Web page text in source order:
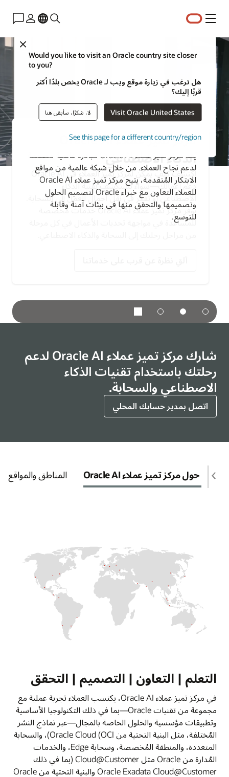
القائمة
Close
Would you like to visit an Oracle country site closer
to you?
هل ترغب في زيارة موقع ويب لـ Oracle يخص بلدًا أكثر
قربًا إليك؟
Visit Oracle United States لا، شكرًا، سأبقى هنا
See this page for a different country/region
مركز تميز عملاء Oracle AI
يُعد مركز تميز عملاء Oracle AI مبادرة عالمية مصممة
لدعم نجاح العملاء. من خلال شبكة عالمية من مواقع
الابتكار المُتقدمة، يتيح مركز تميز عملاء Oracle AI
للعملاء التعاون مع خبراء Oracle لتصميم الحلول
وتصميمها والتحقق منها في بيئات آمنة وقابلة
للتوسع.
عروض خدمة مركز تميز عملاء
الذكاء الاصطناعي
اكتشف كيف يمكن لمركز تميز العملاء في Oracle AI
دعم أعمالك—سواء تستكشف تقنية الذكاء
الاصطناعي أو تفكِّر في نقل أحمال العمل إلى السحابة.
يوفر مركز تميز عملاء Oracle AI خدمات مُخصصة
للمساعدة في مواجهة تحديات الأعمال في كل مرحلة
شارك مركز تميز عملاء Oracle AI لدعم
رحلتك باستخدام تقنيات الذكاء
الاصطناعي والسحابة.
اتصل بمدير حسابك المحلي
نبذة حول مركز تميز عملاء Oracle AI المناطق والمواقع
التعلم | التعاون | التصميم | التحقق
في مركز تميز عملاء Oracle AI، يكتسب العملاء تجربة عملية مع
مجموعة من تقنيات Oracle—بما في ذلك التكنولوجيا الأساسية
وتطبيقات مؤسسية والحلول الخاصة بالمجال—عبر نماذج النشر
المُختلفة، مثل البنية التحتية من Oracle Cloud (OCI)، والسحابة
المتعددة، والمنطقة المُخصصة، وسحابة Edge، والخدمات
المُدارة من Oracle مثل Cloud@Customer (بما في ذلك
Oracle Exadata Cloud@Customer والبنية التحتية من Oracle